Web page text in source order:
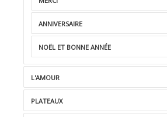
ANNIVERSAIRE
NOËL ET BONNE ANNÉE
L'AMOUR
PLATEAUX